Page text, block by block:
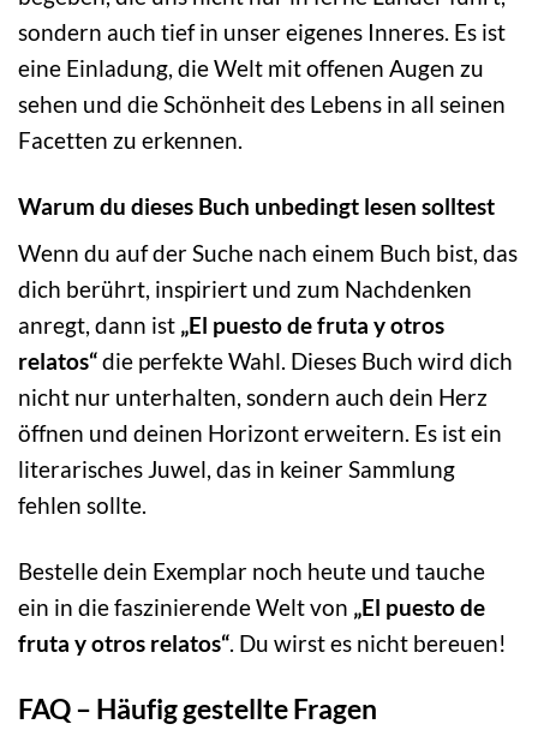
sondern auch tief in unser eigenes Inneres. Es ist
eine Einladung, die Welt mit offenen Augen zu
sehen und die Schönheit des Lebens in all seinen
Facetten zu erkennen.
Warum du dieses Buch unbedingt lesen solltest
Wenn du auf der Suche nach einem Buch bist, das
dich berührt, inspiriert und zum Nachdenken
anregt, dann ist „El puesto de fruta y otros
relatos“die perfekte Wahl. Dieses Buch wird dich
nicht nur unterhalten, sondern auch dein Herz
öffnen und deinen Horizont erweitern. Es ist ein
literarisches Juwel, das in keiner Sammlung
fehlen sollte.
Bestelle dein Exemplar noch heute und tauche
ein in die faszinierende Welt von „El puesto de
fruta y otros relatos“. Du wirst es nicht bereuen!
FAQ – Häufig gestellte Fragen